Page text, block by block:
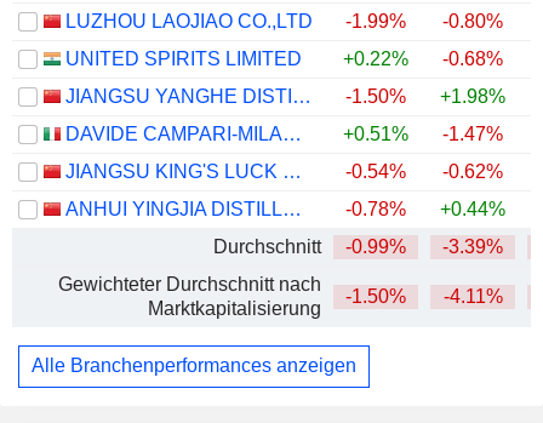
LUZHOU LAOJIAO CO.,LTD
-1.99% -0.80%
UNITED SPIRITS LIMITED
+0.22% -0.68%
JIANGSU YANGHE DISTILLERY CO., LTD.
-1.50% +1.98%
DAVIDE CAMPARI-MILANO N.V.
+0.51% -1.47%
JIANGSU KING'S LUCK BREWERY JOINT-STOCK CO.,LTD.
-0.54% -0.62%
ANHUI YINGJIA DISTILLERY CO., LTD.
-0.78% +0.44%
Durchschnitt
-0.99% -3.39%
Gewichteter Durchschnitt nach
Marktkapitalisierung
-1.50% -4.11%
Alle Branchenperformances anzeigen